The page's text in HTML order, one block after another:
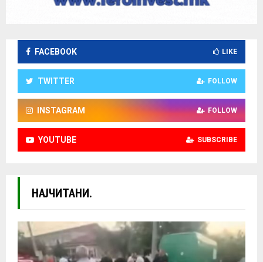
FACEBOOK LIKE
TWITTER FOLLOW
INSTAGRAM FOLLOW
YOUTUBE SUBSCRIBE
НАЈЧИТАНИ.